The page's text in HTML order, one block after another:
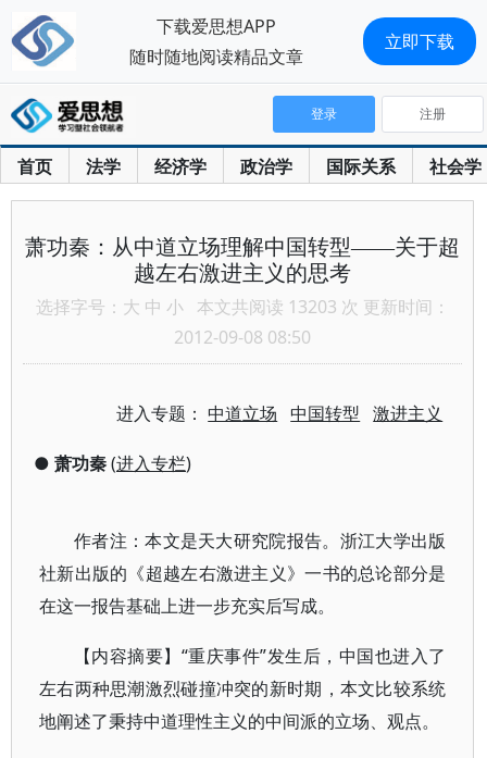
首页 法学 经济学 政治学 国际关系 社会学
登录 注册
萧功秦：从中道立场理解中国转型——关于超
越左右激进主义的思考
选择字号： 大 中 小 本文共阅读 13203 次 更新时间：
2012-09-08 08:50
进入专题：中道立场 中国转型 激进主义
● 萧功秦(进入专栏)
作者注：本文是天大研究院报告。浙江大学出版
社新出版的《超越左右激进主义》一书的总论部分是
在这一报告基础上进一步充实后写成。
【内容摘要】“重庆事件”发生后，中国也进入了
左右两种思潮激烈碰撞冲突的新时期，本文比较系统
地阐述了秉持中道理性主义的中间派的立场、观点。
下载爱思想APP
随时随地阅读精品文章
立即下载